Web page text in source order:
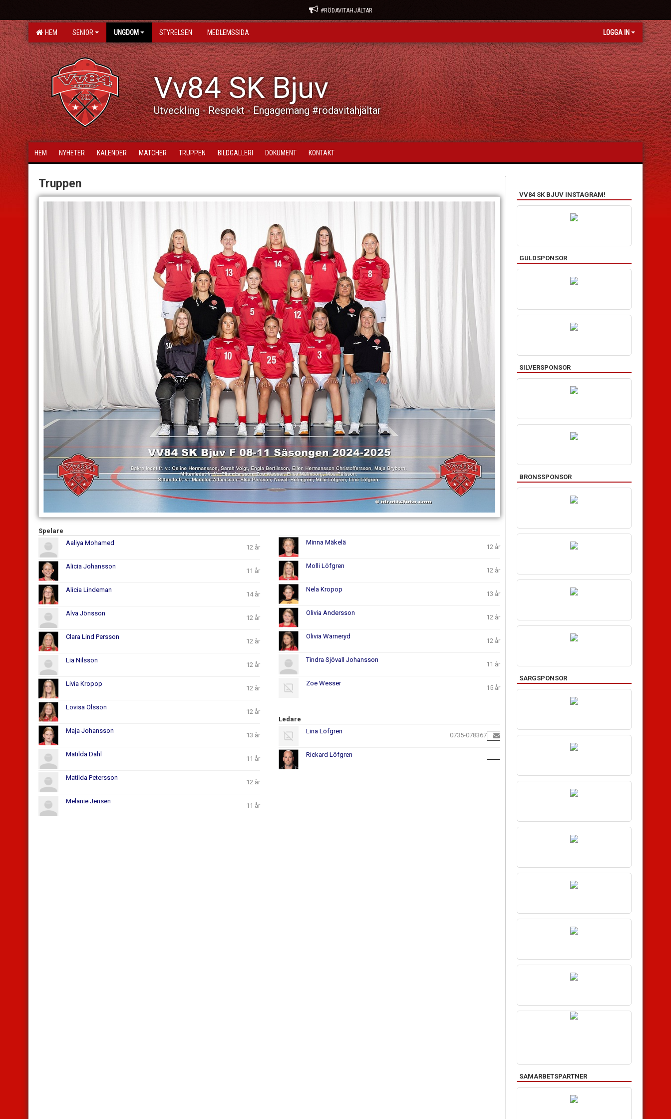
#RÖDAVITAHJÄLTAR
HEM SENIOR UNGDOM STYRELSEN MEDLEMSSIDA LOGGA IN
Vv84 SK Bjuv
Utveckling - Respekt - Engagemang #rödavitahjältar
HEM NYHETER KALENDER MATCHER TRUPPEN BILDGALLERI DOKUMENT KONTAKT
Truppen
Spelare
Aaliya Mohamed
12 år
Alicia Johansson
11 år
Alicia Lindeman
14 år
Alva Jönsson
12 år
Clara Lind Persson
12 år
Lia Nilsson
12 år
Livia Kropop
12 år
Lovisa Olsson
12 år
Maja Johansson
13 år
Matilda Dahl
11 år
Matilda Petersson
12 år
Melanie Jensen
11 år
Minna Mäkelä
12 år
Molli Löfgren
12 år
Nela Kropop
13 år
Olivia Andersson
12 år
Olivia Warneryd
12 år
Tindra Sjövall Johansson
11 år
Zoe Wesser
15 år
Ledare
Lina Löfgren
0735-078367
Rickard Löfgren
VV84 SK BJUV INSTAGRAM!
GULDSPONSOR
SILVERSPONSOR
BRONSSPONSOR
SARGSPONSOR
SAMARBETSPARTNER